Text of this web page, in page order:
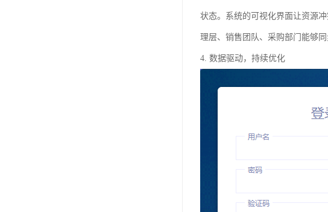
状态。系统的可视化界面让资源
理层、销售团队、采购部门能够
4. 数据驱动，持续优化